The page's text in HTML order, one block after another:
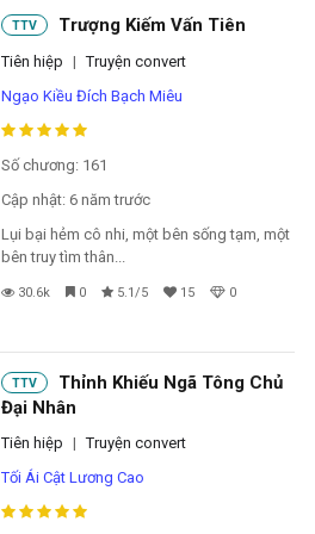
TTV Trượng Kiếm Vấn Tiên
Tiên hiệp | Truyện convert
Ngạo Kiều Đích Bạch Miêu
Số chương: 161
Cập nhật: 6 năm trước
Lụi bại hẻm cô nhi, một bên sống tạm, một
bên truy tìm thân...
30.6k 0 5.1/5 15 0
TTV
Thỉnh Khiếu Ngã Tông Chủ
Đại Nhân
Tiên hiệp | Truyện convert
Tối Ái Cật Lương Cao